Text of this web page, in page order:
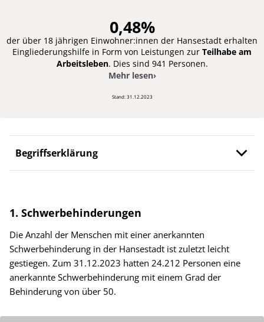
0,48%
der über 18 jährigen Einwohner:innen der Hansestadt erhalten
Eingliederungshilfe in Form von Leistungen zur Teilhabe am
Arbeitsleben. Dies sind 941 Personen.
Mehr lesen›
Stand: 31.12.2023
Begriffserklärung
1. Schwerbehinderungen
Die Anzahl der Menschen mit einer anerkannten
Schwerbehinderung in der Hansestadt ist zuletzt leicht
gestiegen. Zum 31.12.2023 hatten 24.212 Personen eine
anerkannte Schwerbehinderung mit einem Grad der
Behinderung von über 50.